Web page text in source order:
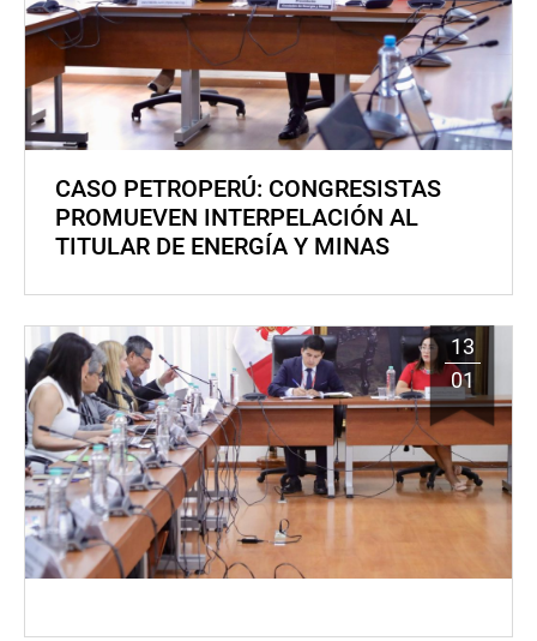
CASO PETROPERÚ: CONGRESISTAS
PROMUEVEN INTERPELACIÓN AL
TITULAR DE ENERGÍA Y MINAS
13
01